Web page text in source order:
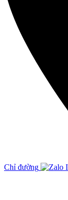
Chỉ đường